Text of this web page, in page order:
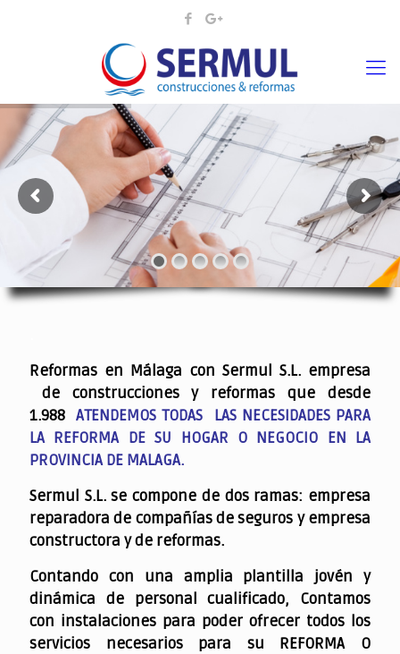
¡¡DAMOS VIDA A SUS
Reformas en Málaga con Sermul S.L. empresa
de construcciones y reformas que desde
1.988ATENDEMOS TODAS LAS NECESIDADES PARA
LA REFORMA DE SU HOGAR O NEGOCIO EN LA
PROVINCIA DE MALAGA.
Sermul S.L. se compone de dos ramas: empresa
reparadora de compañías de seguros y empresa
constructora y de reformas.
Contando con una amplia plantilla jovén y
dinámica de personal cualificado, Contamos
con instalaciones para poder ofrecer todos los
servicios necesarios para su REFORMA O